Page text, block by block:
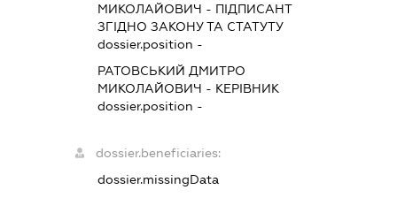
МИКОЛАЙОВИЧ - ПІДПИСАНТ
ЗГІДНО ЗАКОНУ ТА СТАТУТУ
dossier.position -
РАТОВСЬКИЙ ДМИТРО
МИКОЛАЙОВИЧ - КЕРІВНИК
dossier.position -
dossier.beneficiaries:
dossier.missingData